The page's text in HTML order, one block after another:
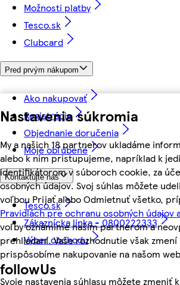
Nastavenia súkromia
My a našich 18 partnerov ukladáme
alebo k nim pristupujeme, napríklad k
identifikátorom v súboroch cookie, za
osobných údajov. Svoj súhlas môžete
voľbou Prijať alebo Odmietnuť všetko,
Pravidlách pre ochranu osobných údajov
voľby oznámime našim partnerom a
prehliadaní. Vaše rozhodnutie však
prispôsobíme nakupovanie na našom
Svoje nastavenia súhlasu môžete zmeniť
Možnosti platby
Tesco.sk
Clubcard
Pred prvým nákupom
Ako nakupovať
Registrácia
Objednanie doručenia
Moje obľúbené
Kontaktujte nás
Tesco.sk
Zákaznícka linka - 0800222333
Výber obchodu
followUs